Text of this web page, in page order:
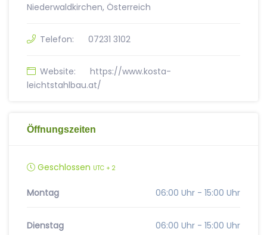
Niederwaldkirchen, Österreich
Telefon: 07231 3102
Website:
https://www.kosta-
leichtstahlbau.at/
Öffnungszeiten
Geschlossen UTC + 2
Montag 06:00 Uhr - 15:00 Uhr
Dienstag 06:00 Uhr - 15:00 Uhr